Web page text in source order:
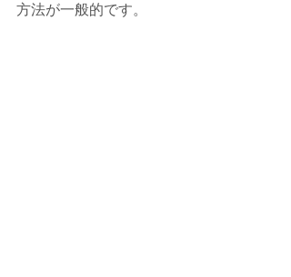
方法が一般的です。